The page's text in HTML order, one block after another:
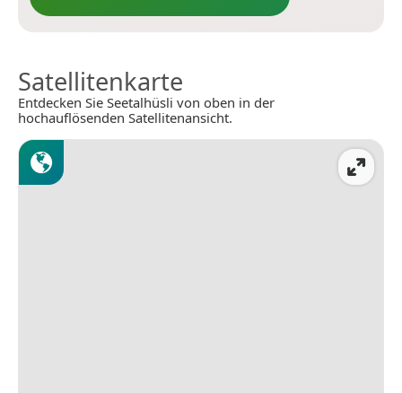
Satellitenkarte
Entdecken Sie Seetalhüsli von oben in der
hochauflösenden Satellitenansicht.